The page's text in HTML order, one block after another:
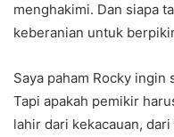
menghakimi. Dan siapa
keberanian untuk
Saya paham Rocky
Tapi apakah pemikir
lahir dari kekacauan,